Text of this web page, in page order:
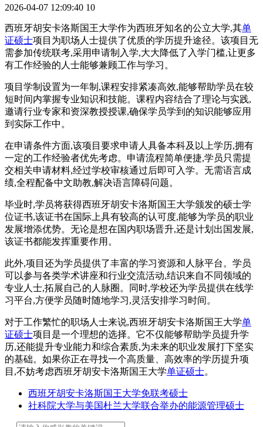
2026-04-07 12:09:40 10
西班牙胡安卡洛斯国王大学作为西班牙知名的公立大学,其单
证硕士项目为职场人士提供了优质的学历提升途径。该项目无
需参加传统联考,采用申请制入学,大大降低了入学门槛,让更多
有工作经验的人士能够兼顾工作与学习。
项目学制设置为一年制,课程安排紧凑高效,能够帮助学员在较
短时间内掌握专业知识和技能。课程内容结合了理论与实践,
邀请行业专家和资深教授授课,确保学员学到的知识能够应用
到实际工作中。
在申请条件方面,该项目要求申请人具备本科及以上学历,拥有
一定的工作经验者优先考虑。申请流程简单便捷,学员只需提
交相关申请材料,经过学校审核通过后即可入学。无需语言成
绩,全程配备中文助教,解决语言障碍问题。
毕业时,学员将获得西班牙胡安卡洛斯国王大学颁发的硕士学
位证书,该证书在国际上具有较高的认可度,能够为学员的职业
发展增添优势。无论是想在国内职场晋升,还是计划出国发展,
该证书都能发挥重要作用。
此外,项目还为学员提供了丰富的学习资源和人脉平台。学员
可以参与各类学术讲座和行业交流活动,结识来自不同领域的
专业人士,拓展自己的人脉圈。同时,学校还为学员提供在线学
习平台,方便学员随时随地学习,灵活安排学习时间。
对于工作繁忙的职场人士来说,西班牙胡安卡洛斯国王大学单
证硕士项目是一个理想的选择。它不仅能够帮助学员提升学
历,还能提升专业能力和综合素质,为未来的职业发展打下坚实
的基础。如果你正在寻找一个高质量、高效率的学历提升项
目,不妨考虑西班牙胡安卡洛斯国王大学单证硕士。
西班牙胡安卡洛斯国王大学免联考硕士
社科院大学与美国杜兰大学联合举办的能源管理硕士